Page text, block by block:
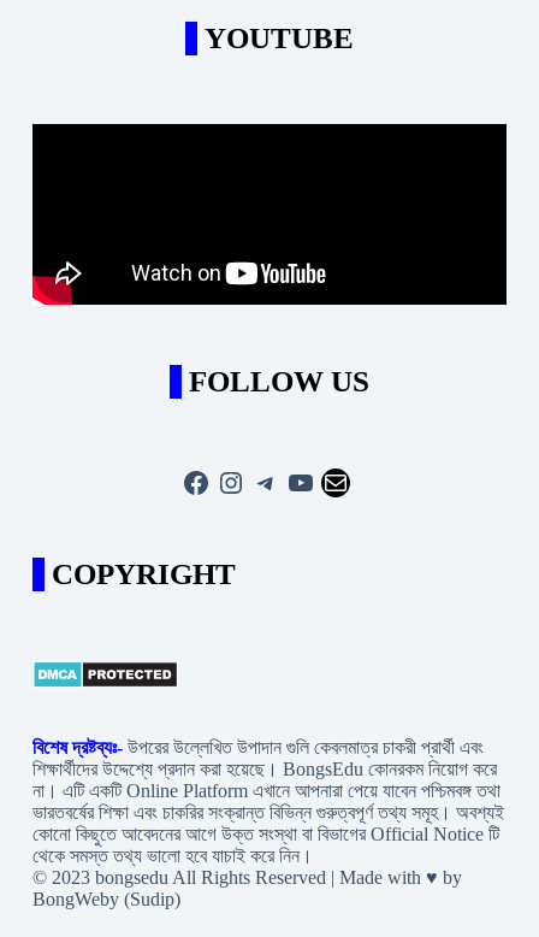
YOUTUBE
FOLLOW US
Facebook
Instagram
Telegram
YouTube
Mail
COPYRIGHT
বিশেষ দ্রষ্টব্যঃ- উপরের উল্লেখিত উপাদান গুলি কেবলমাত্র চাকরী প্রার্থী এবং
শিক্ষার্থীদের উদ্দেশ্যে প্রদান করা হয়েছে। BongsEdu কোনরকম নিয়োগ করে
না। এটি একটি Online Platform এখানে আপনারা পেয়ে যাবেন পশ্চিমবঙ্গ তথা
ভারতবর্ষের শিক্ষা এবং চাকরির সংক্রান্ত বিভিন্ন গুরুত্বপূর্ণ তথ্য সমূহ। অবশ্যই
কোনো কিছুতে আবেদনের আগে উক্ত সংস্থা বা বিভাগের Official Notice টি
থেকে সমস্ত তথ্য ভালো হবে যাচাই করে নিন।
© 2023 bongsedu All Rights Reserved | Made with ♥ by
BongWeby (Sudip)